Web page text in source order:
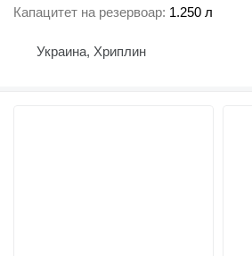
Капацитет на резервоар 1.250 л
Украина, Хриплин